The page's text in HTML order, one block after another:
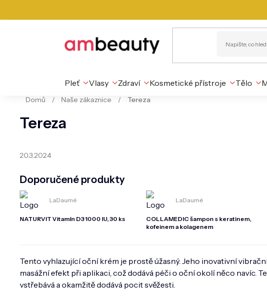
Pleť Vlasy Zdraví Kosmetické přístroje Tělo
Domů / Naše zákaznice / Tereza
Tereza
20.3.2024
Doporučené produkty
LaDaumé
NATURVIT Vitamín D3 1000 IU, 30 ks
LaDaumé
COLLAMEDIC šampon s keratinem,
kofeinem a kolagenem
Tento vyhlazující oční krém je prostě úžasný. Jeho inovativní
masážní efekt při aplikaci, což dodává péči o oční okolí něco navíc.
vstřebává a okamžitě dodává pocit svěžesti.